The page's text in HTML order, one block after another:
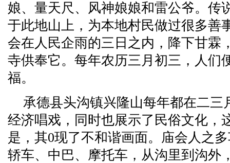
娘、量天尺、风神娘娘和雷公爷。传
于此地山上，为本地村民做过很多善
会在人民企雨的三日之内，降下甘霖
寺供奉它。每年农历三月初三，人们
福。
承德县头沟镇兴隆山每年都在二三
经济唱戏，同时也展示了民俗文化，
是，其0现了不和谐画面。庙会人之
轿车、中巴、摩托车，从沟里到沟外